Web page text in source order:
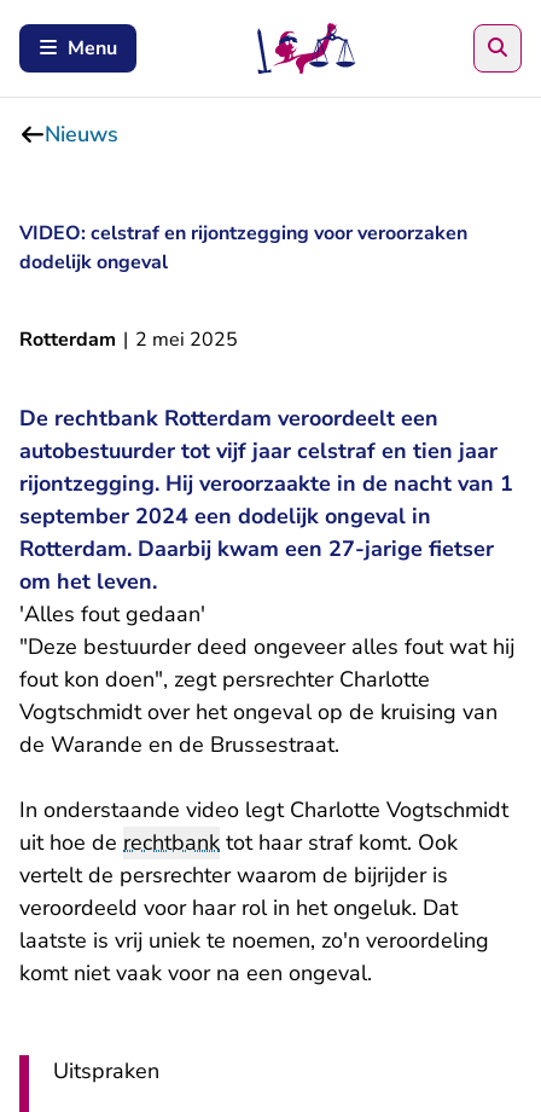
Menu
Nieuws
VIDEO: celstraf en rijontzegging voor veroorzaken
dodelijk ongeval
Rotterdam | 2 mei 2025
De rechtbank Rotterdam veroordeelt een
autobestuurder tot vijf jaar celstraf en tien jaar
rijontzegging. Hij veroorzaakte in de nacht van 1
september 2024 een dodelijk ongeval in
Rotterdam. Daarbij kwam een 27-jarige fietser
om het leven.
'Alles fout gedaan'
"Deze bestuurder deed ongeveer alles fout wat hij
fout kon doen", zegt persrechter Charlotte
Vogtschmidt over het ongeval op de kruising van
de Warande en de Brussestraat.
In onderstaande video legt Charlotte Vogtschmidt
uit hoe de rechtbank tot haar straf komt. Ook
vertelt de persrechter waarom de bijrijder is
veroordeeld voor haar rol in het ongeluk. Dat
laatste is vrij uniek te noemen, zo'n veroordeling
komt niet vaak voor na een ongeval.
Uitspraken